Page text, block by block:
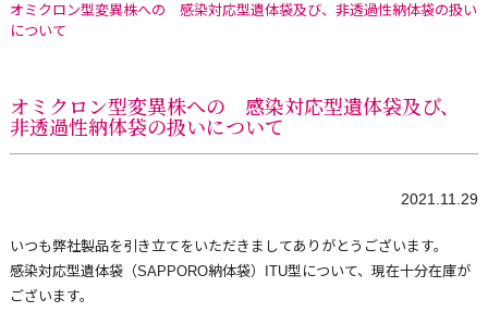
オミクロン型変異株への 感染対応型遺体袋及び、非透過性納体袋の扱い
について
オミクロン型変異株への 感染対応型遺体袋及び、
非透過性納体袋の扱いについて
2021.11.29
いつも弊社製品を引き立てをいただきましてありがとうございます。
感染対応型遺体袋（SAPPORO納体袋）ITU型について、現在十分在庫が
ございます。